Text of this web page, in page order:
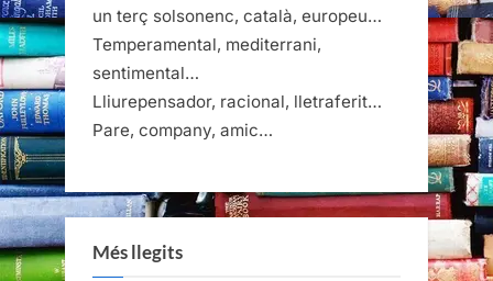
un terç solsonenc, català, europeu…
Temperamental, mediterrani,
sentimental…
Lliurepensador, racional, lletraferit…
Pare, company, amic…
Més llegits